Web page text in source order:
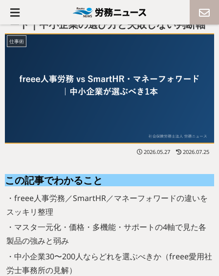
freee人事労務 vs SmartHR・マネーフォワ
ード｜中小企業の選び方と失敗しない判断軸
仕事術
2026.05.27 2026.07.25
この記事でわかること
・freee人事労務／SmartHR／マネーフォワードの違いを
スッキリ整理
・マスタ一元化・価格・多機能・サポートの4軸で見た各
製品の強みと弱み
・中小企業30〜200人ならどれを選ぶべきか（freee愛用社
労士事務所の見解）